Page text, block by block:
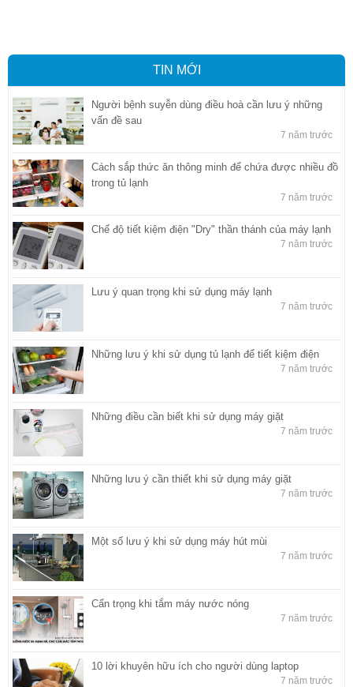
TIN MỚI
Người bệnh suyễn dùng điều hoà cần lưu ý những
vấn đề sau
7 năm trước
Cách sắp thức ăn thông minh để chứa được nhiều đồ
trong tủ lạnh
7 năm trước
Chế độ tiết kiệm điện "Dry" thần thánh của máy lạnh
7 năm trước
Lưu ý quan trọng khi sử dụng máy lạnh
7 năm trước
Những lưu ý khi sử dụng tủ lạnh để tiết kiệm điện
7 năm trước
Những điều cần biết khi sử dụng máy giặt
7 năm trước
Những lưu ý cần thiết khi sử dụng máy giặt
7 năm trước
Một số lưu ý khi sử dụng máy hút mùi
7 năm trước
Cẩn trọng khi tắm máy nước nóng
7 năm trước
10 lời khuyên hữu ích cho người dùng laptop
7 năm trước